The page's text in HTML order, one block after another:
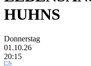
HUHNS
Donnerstag
01.10.26
20:15